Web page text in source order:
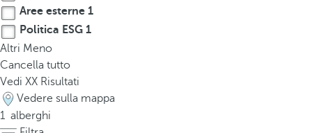
i
o
n
o
n
t
h
e
Aree esterne 1
Politica ESG 1
Altri Meno
Cancella tutto
Vedi XX Risultati
Vedere sulla mappa
1 alberghi